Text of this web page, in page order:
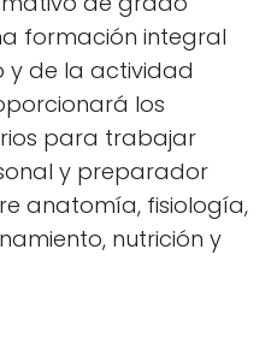
formación integral
y de la actividad
los
para trabajar
y preparador
anatomía, fisiología,
nutrición y